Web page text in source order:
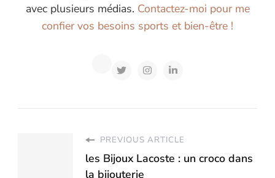
avec plusieurs médias. Contactez-moi pour me
confier vos besoins sports et bien-être !
PREVIOUS ARTICLE
les Bijoux Lacoste : un croco dans
la bijouterie